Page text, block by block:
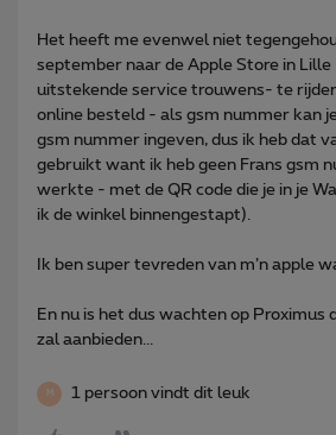
Het heeft me evenwel niet
september naar de Apple Store in
uitstekende service trouwens- te
online besteld - als gsm nummer kan
gsm nummer ingeven, dus ik heb dat
gebruikt want ik heb geen Frans gsm
werkte - met de QR code die je in je
ik de winkel binnengestapt).
Ik ben super tevreden van m’n apple
En nu is het dus wachten op Proximus
zal aanbieden...
M 1 persoon vindt dit leuk